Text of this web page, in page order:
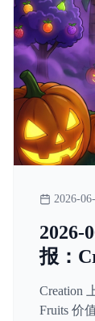
2026-
2026-
报：
Creation
Fruits 价